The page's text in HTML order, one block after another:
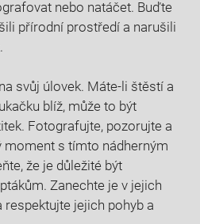
nebo natáčet. Buďte
⁢přírodní prostředí a ⁤narušili
svůj úlovek. Máte-li štěstí a
blíž, může to být
Fotografujte, pozorujte a
moment s tímto nádherným‍
že je důležité být
Zanechte je v jejich
jejich pohyb a